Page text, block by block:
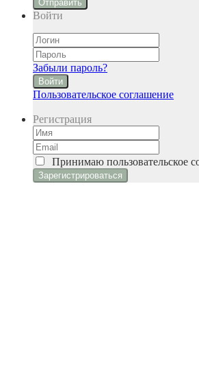
Отправить
Войти
Забыли пароль?
Войти
Пользовательское соглашение
Регистрация
Принимаю пользовательское